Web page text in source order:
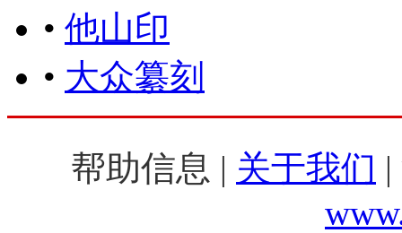
• 他山印
• 大众纂刻
帮助信息 | 关于我们